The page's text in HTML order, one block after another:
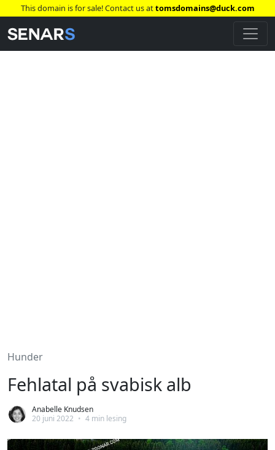
This domain is for sale! Contact us attomsdomains@duck.com
Hunder
Fehlatal på svabisk alb
Anabelle Knudsen
20 juni 2022 • 4 min lesing